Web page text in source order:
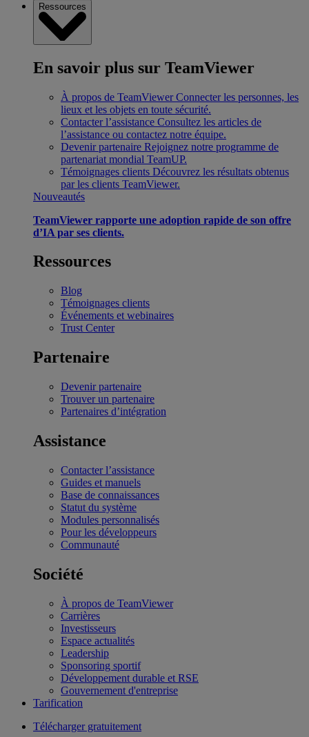
Ressources
En savoir plus sur TeamViewer
À propos de TeamViewer Connecter les personnes, les
lieux et les objets en toute sécurité.
Contacter l’assistance Consultez les articles de
l’assistance ou contactez notre équipe.
Devenir partenaire Rejoignez notre programme de
partenariat mondial TeamUP.
Témoignages clients Découvrez les résultats obtenus
par les clients TeamViewer.
Nouveautés
TeamViewer rapporte une adoption rapide de son offre
d’IA par ses clients.
Ressources
Blog
Témoignages clients
Événements et webinaires
Trust Center
Partenaire
Devenir partenaire
Trouver un partenaire
Partenaires d’intégration
Assistance
Contacter l’assistance
Guides et manuels
Base de connaissances
Statut du système
Modules personnalisés
Pour les développeurs
Communauté
Société
À propos de TeamViewer
Carrières
Investisseurs
Espace actualités
Leadership
Sponsoring sportif
Développement durable et RSE
Gouvernement d'entreprise
Tarification
Télécharger gratuitement